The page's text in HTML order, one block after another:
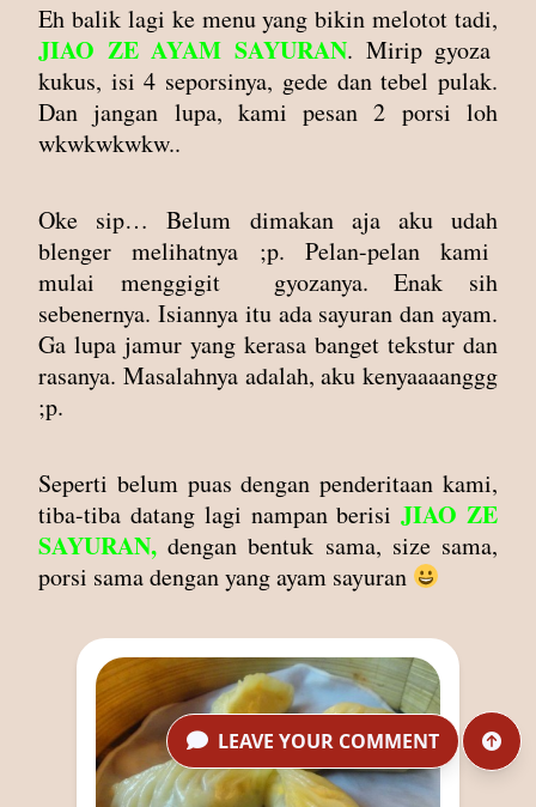
Eh balik lagi ke menu yang bikin melotot tadi,
JIAO ZE AYAM SAYURAN. Mirip gyoza
kukus, isi 4 seporsinya, gede dan tebel pulak.
Dan jangan lupa, kami pesan 2 porsi loh
wkwkwkwkw..
Oke sip… Belum dimakan aja aku udah
blenger melihatnya ;p. Pelan-pelan kami
mulai menggigit gyozanya. Enak sih
sebenernya. Isiannya itu ada sayuran dan ayam.
Ga lupa jamur yang kerasa banget tekstur dan
rasanya. Masalahnya adalah, aku kenyaaaanggg
;p.
Seperti belum puas dengan penderitaan kami,
tiba-tiba datang lagi nampan berisiJIAO ZE
SAYURAN, dengan bentuk sama, size sama,
porsi sama dengan yang ayam sayuran
LEAVE YOUR COMMENT